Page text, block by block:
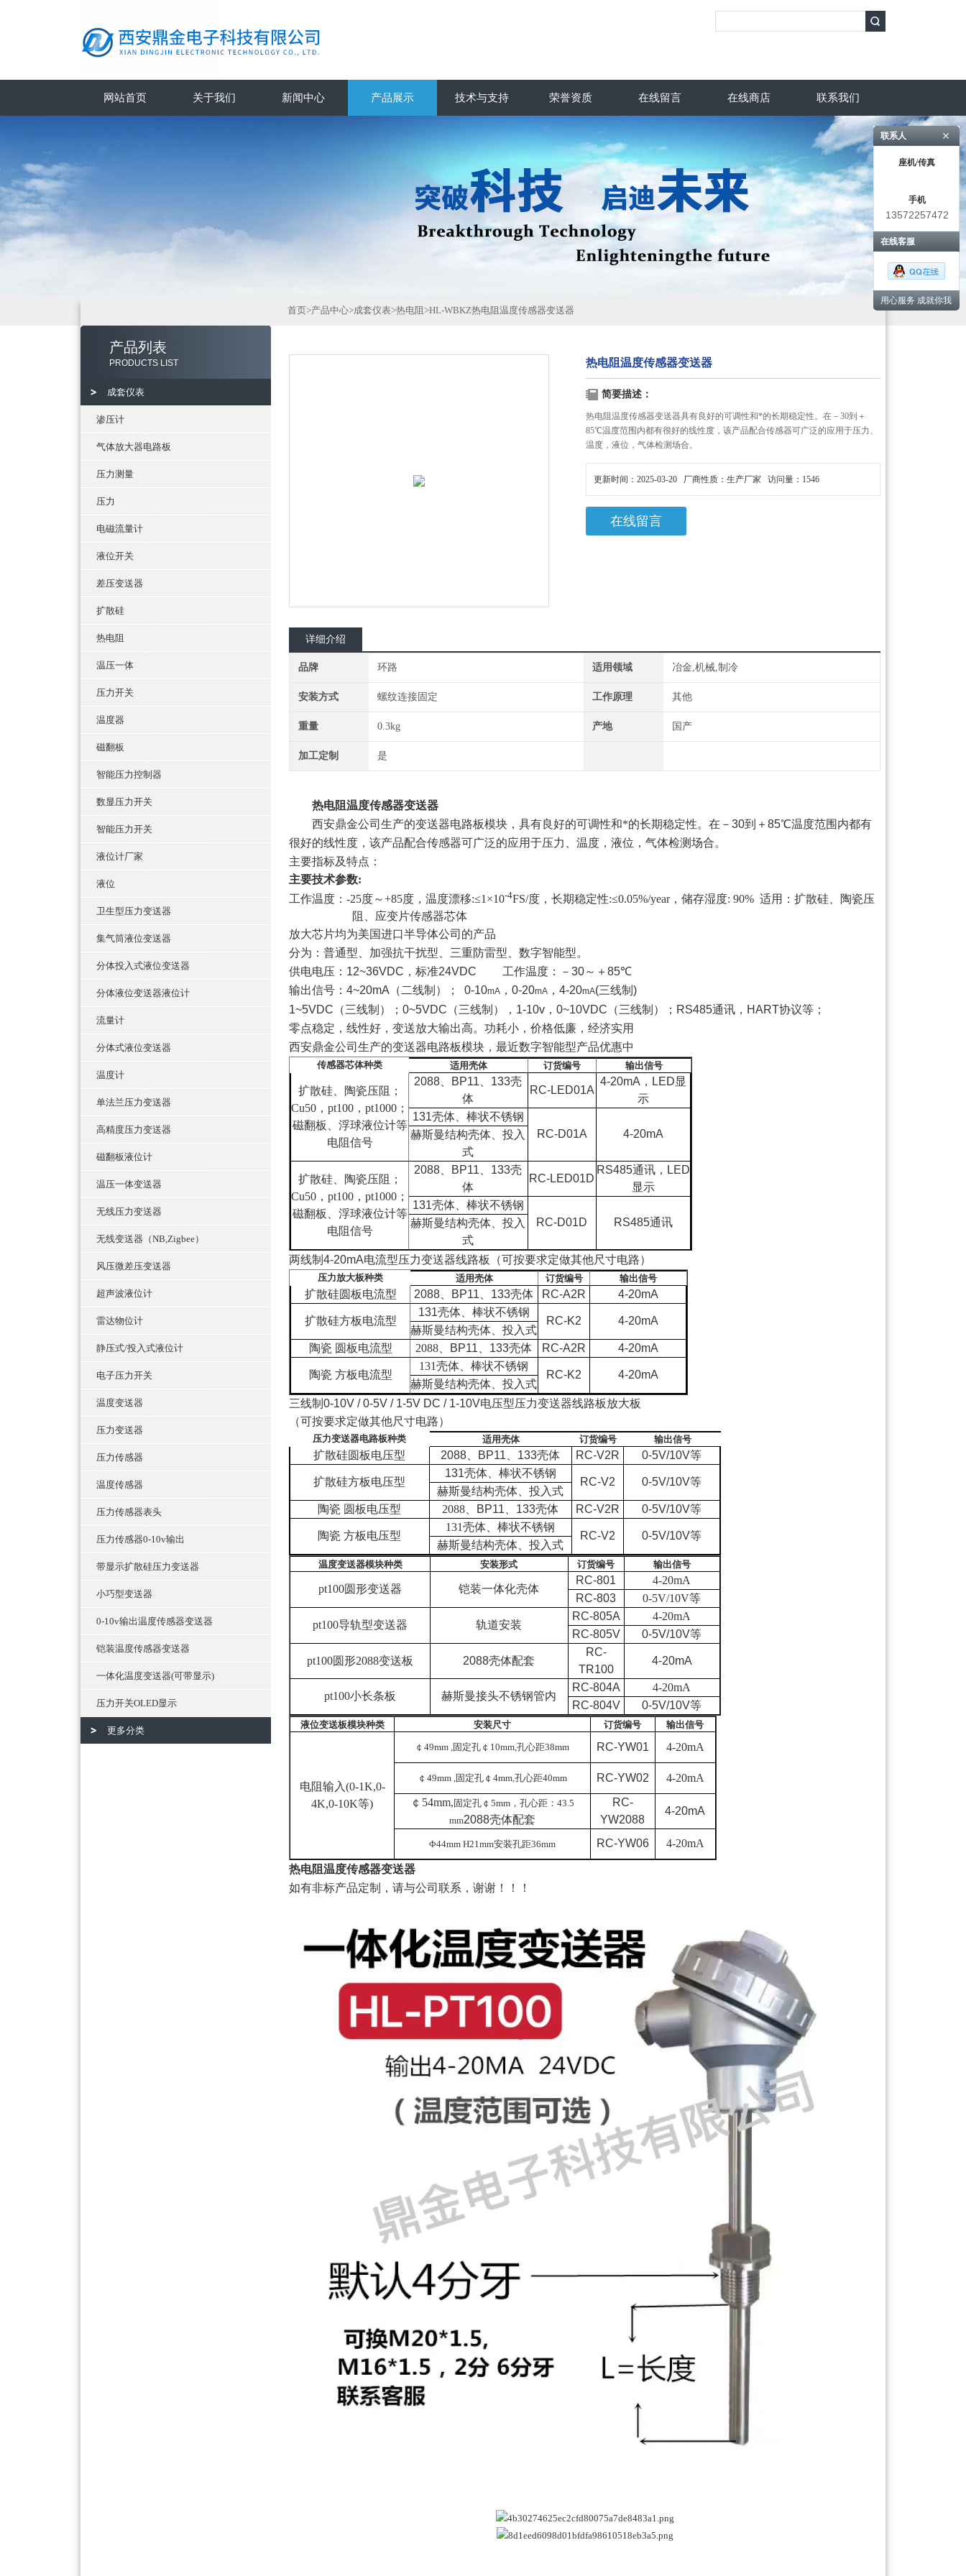
网站首页 关于我们 新闻中心 产品展示 技术与支持 荣誉资质 在线留言 在线商店 联系我们
产品列表
PRODUCTS LIST
成套仪表
渗压计
气体放大器电路板
压力测量
压力
电磁流量计
液位开关
差压变送器
扩散硅
热电阻
温压一体
压力开关
温度器
磁翻板
智能压力控制器
数显压力开关
智能压力开关
液位计厂家
液位
卫生型压力变送器
集气筒液位变送器
分体投入式液位变送器
分体液位变送器液位计
流量计
分体式液位变送器
温度计
单法兰压力变送器
高精度压力变送器
磁翻板液位计
温压一体变送器
无线压力变送器
无线变送器（NB,Zigbee）
风压微差压变送器
超声波液位计
雷达物位计
静压式/投入式液位计
电子压力开关
温度变送器
压力变送器
压力传感器
温度传感器
压力传感器表头
压力传感器0-10v输出
带显示扩散硅压力变送器
小巧型变送器
0-10v输出温度传感器变送器
铠装温度传感器变送器
一体化温度变送器(可带显示)
压力开关OLED显示
更多分类
首页>产品中心>成套仪表>热电阻 >HL-WBKZ热电阻温度传感器变送器
热电阻温度传感器变送器
简要描述：
热电阻温度传感器变送器具有良好的可调性和*的长期稳定性。在－30到＋
85℃温度范围内都有很好的线性度，该产品配合传感器可广泛的应用于压力、
温度，液位，气体检测场合。
更新时间：2025-03-20 厂商性质：生产厂家 访问量：1546
在线留言
详细介绍
品牌 环路 适用领域 冶金,机械,制冷
安装方式 螺纹连接固定 工作原理 其他
重量 0.3kg 产地 国产
加工定制 是
热电阻温度传感器变送器
西安鼎金公司生产的变送器电路板模块，具有良好的可调性和*的长期稳定性。在－ 30到＋85℃温度范围内都有
很好的线性度，该产品配合传感器可广泛的应用于压力、温度，液位，气体检测场合。
主要指标及特点：
主要技术参数:
工作温度：-25度～+85度，温度漂移:≤1×10-4FS/度，长期稳定性:≤0.05%/year，储存湿度: 90% 适用：扩散硅、陶瓷压
阻、应变片传感器芯体
放大芯片均为美国进口半导体公司的产品
分为：普通型、加强抗干扰型、三重防雷型、数字智能型。
供电电压： 12~36VDC ，标准24VDC 工作温度：－ 30～＋85℃
输出信号： 4~20mA （二线制）； 0-10mA ， 0-20mA ， 4-20mA(三线制 )
1~5VDC （三线制）； 0~5VDC （三线制）， 1-10v ， 0~10VDC （三线制）； RS485通讯， HART协议等；
零点稳定，线性好，变送放大输出高。 功耗小，价格低廉，经济实用
西安鼎金公司生产的变送器电路板模块， 最近数字智能型产品优惠中
传感器芯体种类 适用壳体 订货编号 输出信号
扩散硅、陶瓷压阻；
Cu50 ，pt100，pt1000；
磁翻板、浮球液位计等
电阻信号
2088 BP11 133壳
体
RC-LED01A
4-20mA ， LED显
示
131壳体、棒状不锈钢
RC-D01A
4-20mA
赫斯曼结构壳体、投入
式
扩散硅、陶瓷压阻；
Cu50 ，pt100，pt1000；
磁翻板、浮球液位计等
电阻信号
2088 BP11 133壳
体
RC-LED01D
RS485通讯， LED
显示
131壳体、棒状不锈钢
RC-D01D
RS485通讯
赫斯曼结构壳体、投入
式
两线制 4-20mA电流型压力变送器线路板（可按要求定做其他尺寸电路）
压力放大板种类 适用壳体 订货编号 输出信号
扩散硅圆板电流型 2088 BP11 133壳体 RC-A2R 4-20mA
扩散硅方板电流型
131壳体、棒状不锈钢
RC-K2 4-20mA
赫斯曼结构壳体、投入式
陶瓷 圆板电流型 2088 BP11 133壳体 RC-A2R 4-20mA
陶瓷 方板电流型
131壳体、棒状不锈钢
RC-K2 4-20mA
赫斯曼结构壳体、投入式
三线制 0-10V / 0-5V / 1-5V DC / 1-10V电压型压力变送器线路板放大板
（可按要求定做其他尺寸电路）
压力变送器电路板种类 适用壳体 订货编号 输出信号
扩散硅圆板电压型 2088 BP11 133壳体 RC-V2R 0-5V/10V等
扩散硅方板电压型
131壳体、棒状不锈钢
RC-V2 0-5V/10V等
赫斯曼结构壳体、投入式
陶瓷 圆板电压型 2088 BP11 133壳体 RC-V2R 0-5V/10V等
陶瓷 方板电压型
131壳体、棒状不锈钢
RC-V2 0-5V/10V等
赫斯曼结构壳体、投入式
温度变送器模块种类 安装形式 订货编号 输出信号
pt100圆形变送器 铠装一体化壳体
RC-801
4-20mA
RC-803
0-5V/10V等
pt100导轨型变送器 轨道安装
RC-805A
4-20mA
RC-805V
0-5V/10V等
pt100圆形2088变送板 2088壳体配套
RC-
TR100
4-20mA
pt100小长条板 赫斯曼接头不锈钢管内
RC-804A
4-20mA
RC-804V
0-5V/10V等
液位变送板模块种类 安装尺寸 订货编号 输出信号
电阻输入(0-1K,0-
4K,0-10K等)
￠49mm ,固定孔￠10mm,孔心距38mm RC-YW01 4-20mA
￠49mm ,固定孔￠4mm,孔心距40mm RC-YW02
4-20mA
￠54mm, 固定孔￠5mm，孔心距：43.5
mm2088壳体配套
RC-
YW2088
4-20mA
Φ44mm H21mm安装孔距36mm RC-YW06 4-20mA
热电阻温度传感器变送器
如有非标产品定制，请与公司联系，谢谢！！！
联系人
座机/传真
手机
13572257472
在线客服
用心服务 成就你我